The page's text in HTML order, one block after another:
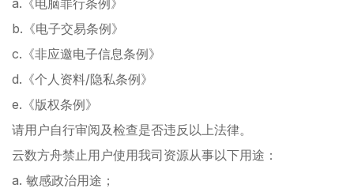
b.《电子交易条例》
c.《非应邀电子信息条例》
d.《个人资料/隐私条例》
e.《版权条例》
请用户自行审阅及检查是否违反以上法律。
云数方舟禁止用户使用我司资源从事以下用途：
a. 敏感政治用途；